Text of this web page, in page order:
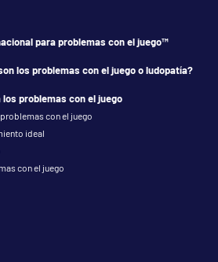
para problemas con el juego™
los problemas con el juego o ludopatía?
problemas con el juego
con el juego
ideal
con el juego